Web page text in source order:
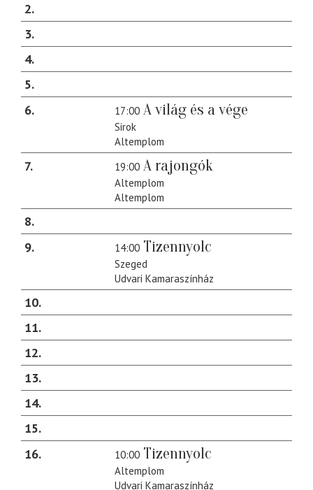
2
3
4
5
6
17:00 A világ és a vége
Sirok
Altemplom
7 19:00 A rajongók
Altemplom
Altemplom
8
9
14:00 Tizennyolc
Szeged
Udvari Kamaraszínház
10
11
12
13
14
15
16
10:00 Tizennyolc
Altemplom
Udvari Kamaraszínház